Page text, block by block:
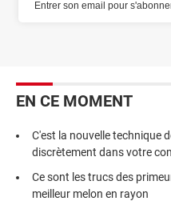
EN CE MOMENT
C'est la nouvelle technique
discrètement dans votre
Ce sont les trucs des
meilleur melon en rayon